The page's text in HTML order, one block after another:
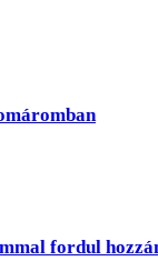
fordul